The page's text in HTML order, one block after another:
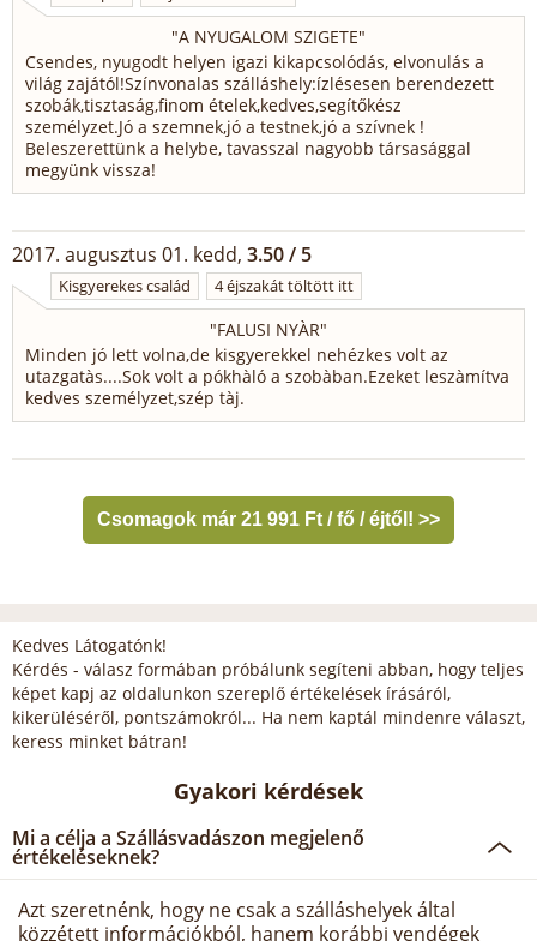
"A NYUGALOM SZIGETE"
Csendes, nyugodt helyen igazi kikapcsolódás, elvonulás a
világ zajától!Színvonalas szálláshely:ízlésesen berendezett
szobák,tisztaság,finom ételek,kedves,segítőkész
személyzet.Jó a szemnek,jó a testnek,jó a szívnek !
Beleszerettünk a helybe, tavasszal nagyobb társasággal
megyünk vissza!
2017. augusztus 01. kedd, 3.50 / 5
Kisgyerekes család 4 éjszakát töltött itt
"FALUSI NYÀR"
Minden jó lett volna,de kisgyerekkel nehézkes volt az
utazgatàs....Sok volt a pókhàló a szobàban.Ezeket leszàmítva
kedves személyzet,szép tàj.
Csomagok már 21 991 Ft / fő / éjtől! >>
Kedves Látogatónk!
Kérdés - válasz formában próbálunk segíteni abban, hogy teljes
képet kapj az oldalunkon szereplő értékelések írásáról,
kikerüléséről, pontszámokról... Ha nem kaptál mindenre választ,
keress minket bátran!
Gyakori kérdések
Mi a célja a Szállásvadászon megjelenő
értékeléseknek?
Azt szeretnénk, hogy ne csak a szálláshelyek által
közzétett információkból, hanem korábbi vendégek